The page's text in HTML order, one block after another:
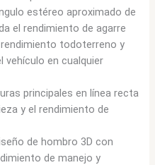
estéreo aproximado de
el rendimiento de agarre
todoterreno y
vehículo en cualquier
principales en línea recta
y el rendimiento de
de hombro 3D con
de manejo y